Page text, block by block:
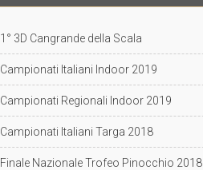
1° 3D Cangrande della Scala
Campionati Italiani Indoor 2019
Campionati Regionali Indoor 2019
Campionati Italiani Targa 2018
Finale Nazionale Trofeo Pinocchio 2018